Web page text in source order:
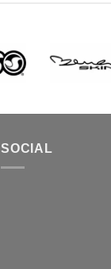
SOCIAL